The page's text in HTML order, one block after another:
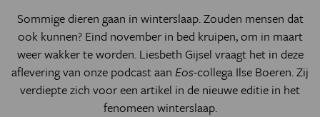
Sommige dieren gaan in winterslaap. Zouden mensen dat
ook kunnen? Eind november in bed kruipen, om in maart
weer wakker te worden. Liesbeth Gijsel vraagt het in deze
aflevering van onze podcast aan Eos-collega Ilse Boeren. Zij
verdiepte zich voor een artikel in de nieuwe editie in het
fenomeen winterslaap.